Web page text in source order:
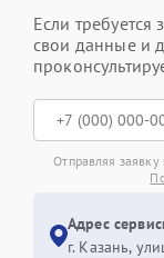
Если требуется
свои данные и
Отправляя
Адрес
г. Казань,